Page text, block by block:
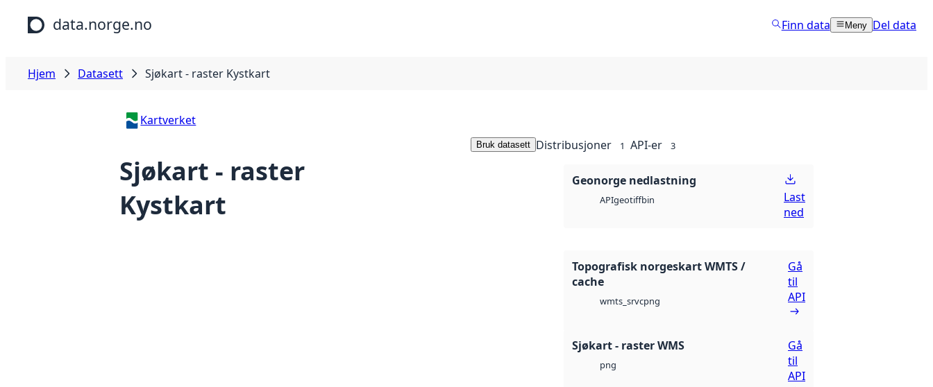
Hopp til hovedinnhold
data.norge.no Finn data Meny Del data
Hjem Datasett Sjøkart - raster Kystkart
Kartverket
Sjøkart - raster
Kystkart
Bruk datasett Distribusjoner 1 API-er 3
Geonorge nedlastning
APIgeotiffbin
Last
ned
Topografisk norgeskart WMTS /
cache
wmts_srvcpng
Gå
til
API
Sjøkart - raster WMS
png
Gå
til
API